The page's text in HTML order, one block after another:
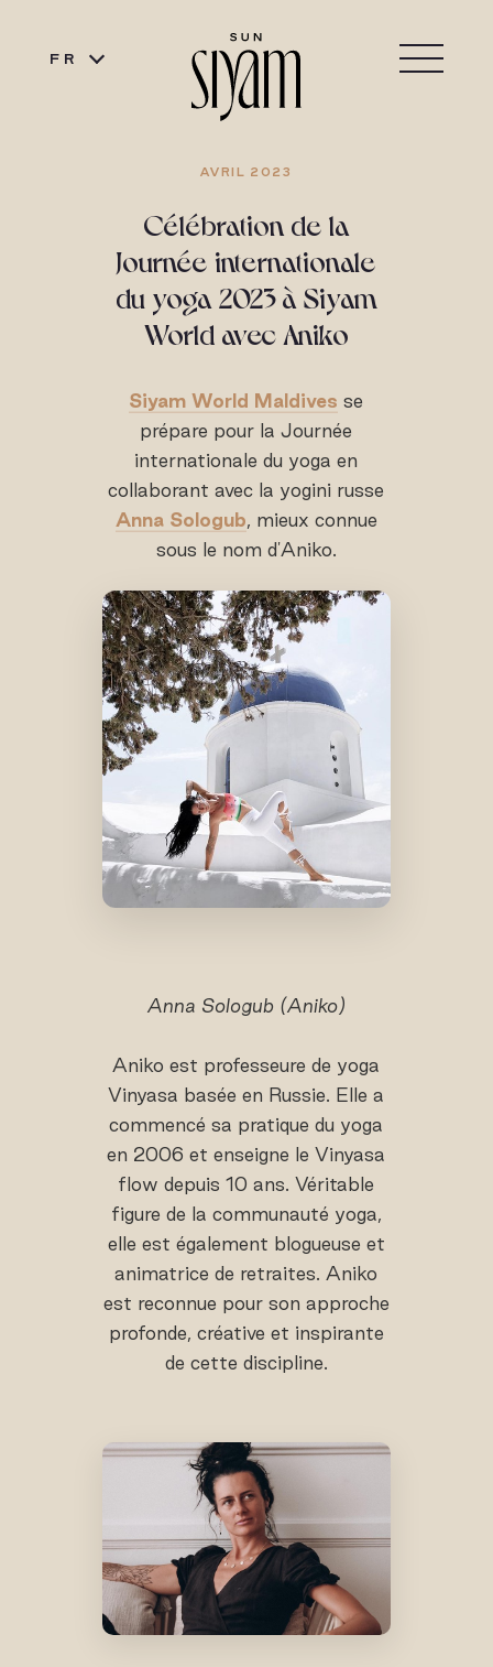
FR
AVRIL 2023
Célébration de la
Journée internationale
du yoga 2023 à Siyam
World avec Aniko
Siyam World Maldives se
prépare pour la Journée
internationale du yoga en
collaborant avec la yogini russe
Anna Sologub, mieux connue
sous le nom d'Aniko.
Anna Sologub (Aniko)
Aniko est professeure de yoga
Vinyasa basée en Russie. Elle a
commencé sa pratique du yoga
en 2006 et enseigne le Vinyasa
flow depuis 10 ans. Véritable
figure de la communauté yoga,
elle est également blogueuse et
animatrice de retraites. Aniko
est reconnue pour son approche
profonde, créative et inspirante
de cette discipline.